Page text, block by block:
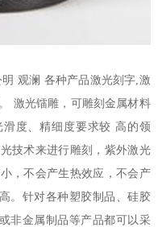
观澜 各种产品激光刻字,激
激光镭雕，可雕刻金属材料
度、精细度要求较 高的领
技术来进行雕刻，紫外激光
，不会产生热效应，不会产
。针对各种塑胶制品、硅胶
非金属制品等产品都可以采